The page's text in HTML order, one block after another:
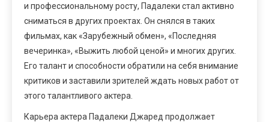
и профессиональному росту, Падалеки стал активно
сниматься в других проектах. Он снялся в таких
фильмах, как «Зарубежный обмен», «Последняя
вечеринка», «Выжить любой ценой» и многих других.
Его талант и способности обратили на себя внимание
критиков и заставили зрителей ждать новых работ от
этого талантливого актера.
Карьера актера Падалеки Джаред продолжает